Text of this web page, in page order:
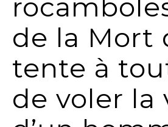
de la Mort
tente à
de voler la